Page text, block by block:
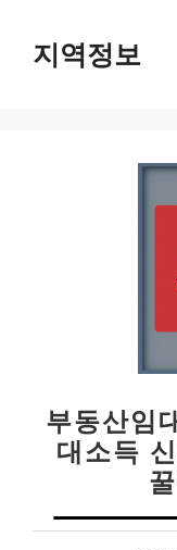
지역정보
부동산임
대소득